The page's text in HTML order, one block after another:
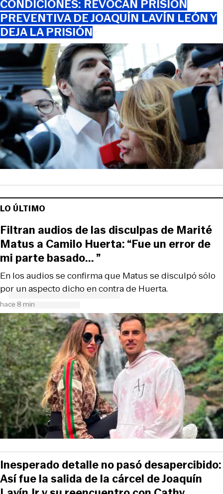
CONDICIONES: REVOCAN PRISIÓN
PREVENTIVA DE JOAQUÍN LAVÍN LEÓN Y
DEJA LA PRISIÓN
LO ÚLTIMO
hace 8 min
En los audios se confirma que Matus se disculpó sólo
por un aspecto dicho en contra de Huerta.
Filtran audios de las disculpas de Marité
Matus a Camilo Huerta: “Fue un error de
mi parte basado... ”
Inesperado detalle no pasó desapercibido:
Así fue la salida de la cárcel de Joaquín